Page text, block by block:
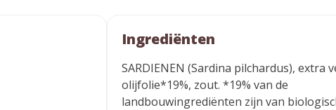
Ingrediënten
SARDIENEN (Sardina pilchardus), extra
olijfolie*19%, zout. *19% van de
landbouwingrediënten zijn van